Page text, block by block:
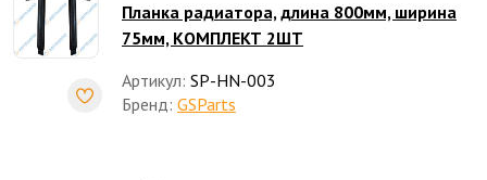
Планка радиатора, длина 800мм, ширина
75мм, КОМПЛЕКТ 2ШТ
Артикул: SP-HN-003
Бренд: GSParts